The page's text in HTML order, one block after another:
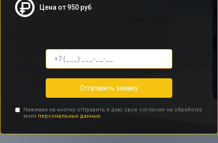
Цена от 950 руб
Отправить заявку
Нажимая на кнопку отправить я даю свое согласие на обработку
моих персональных данных.